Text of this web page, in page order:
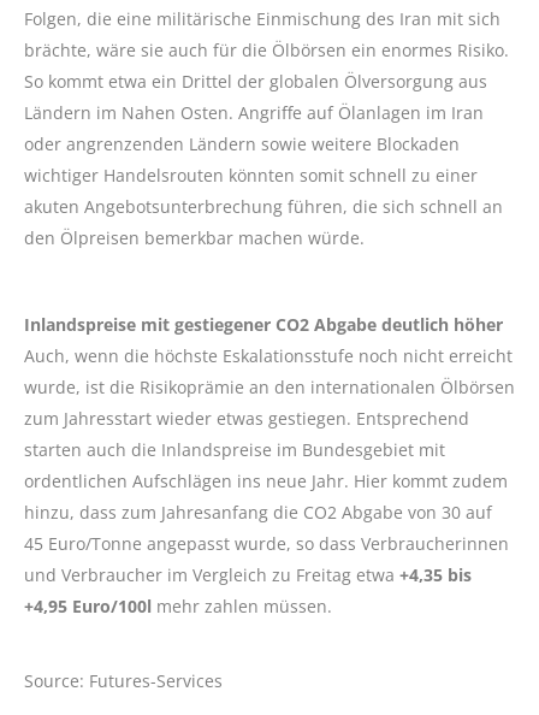
Folgen, die eine militärische Einmischung des Iran mit sich
brächte, wäre sie auch für die Ölbörsen ein enormes Risiko.
So kommt etwa ein Drittel der globalen Ölversorgung aus
Ländern im Nahen Osten. Angriffe auf Ölanlagen im Iran
oder angrenzenden Ländern sowie weitere Blockaden
wichtiger Handelsrouten könnten somit schnell zu einer
akuten Angebotsunterbrechung führen, die sich schnell an
den Ölpreisen bemerkbar machen würde.
Inlandspreise mit gestiegener CO2 Abgabe deutlich höher
Auch, wenn die höchste Eskalationsstufe noch nicht erreicht
wurde, ist die Risikoprämie an den internationalen Ölbörsen
zum Jahresstart wieder etwas gestiegen. Entsprechend
starten auch die Inlandspreise im Bundesgebiet mit
ordentlichen Aufschlägen ins neue Jahr. Hier kommt zudem
hinzu, dass zum Jahresanfang die CO2 Abgabe von 30 auf
45 Euro/Tonne angepasst wurde, so dass Verbraucherinnen
und Verbraucher im Vergleich zu Freitag etwa +4,35 bis
+4,95 Euro/100l mehr zahlen müssen.
Source: Futures-Services